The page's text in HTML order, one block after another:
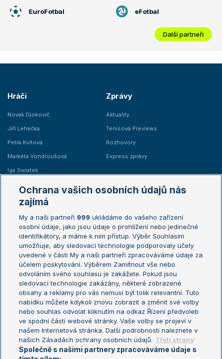
EuroFotbal eFotbal
Další partneři
Hráči
Novak Djokovič
Jiří Lehečka
Petra Kvitová
Markéta Vondroušová
Iga Swiatek
Zprávy
Aktuality
Tenisová Previews
Rozhovory
Express zprávy
Žebříčky
Žebříček ATP (muži)
Žebříček WTA (ženy)
Sázkařský žebříček
Australian Open
French Open
Wimbledon
US Open
Turnaj mistrů
Turnaj mistryň
Aktualní trendy
Fotbalové přestupy
Livesport Daily
LS Prague Open
Ochrana vašich osobních údajů nás
zajímá
My a naši partneři 999 ukládáme do vašeho zařízení
osobní údaje, jako jsou údaje o prohlížení nebo jedinečné
identifikátory, a máme k nim přístup. Výběr Souhlasím
umožňuje, aby sledovací technologie podporovaly účely
uvedené v části My a naši partneři zpracováváme údaje za
účelem poskytování. Výběrem Zamítnout vše nebo
odvoláním svého souhlasu je zakážete. Pokud jsou
sledovací technologie zakázány, některé zobrazené
obsahy a reklamy pro vás nemusí být tolik relevantní. Tuto
nabídku můžete kdykoli znovu zobrazit a změnit své volby
nebo souhlas odvolat kliknutím na odkaz Řízení předvoleb
ve spodní části webové stránky. Vaše volby se projeví v
našem Internetová stránka. Další podrobnosti naleznete v
našich Zásadách ochrany osobních údajů. Třetí strany
Společně s našimi partnery zpracováváme údaje s